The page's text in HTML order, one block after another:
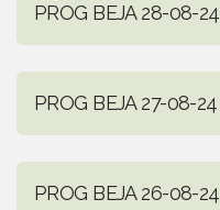
PROG BEJA 28-08-24
PROG BEJA 27-08-24
PROG BEJA 26-08-24